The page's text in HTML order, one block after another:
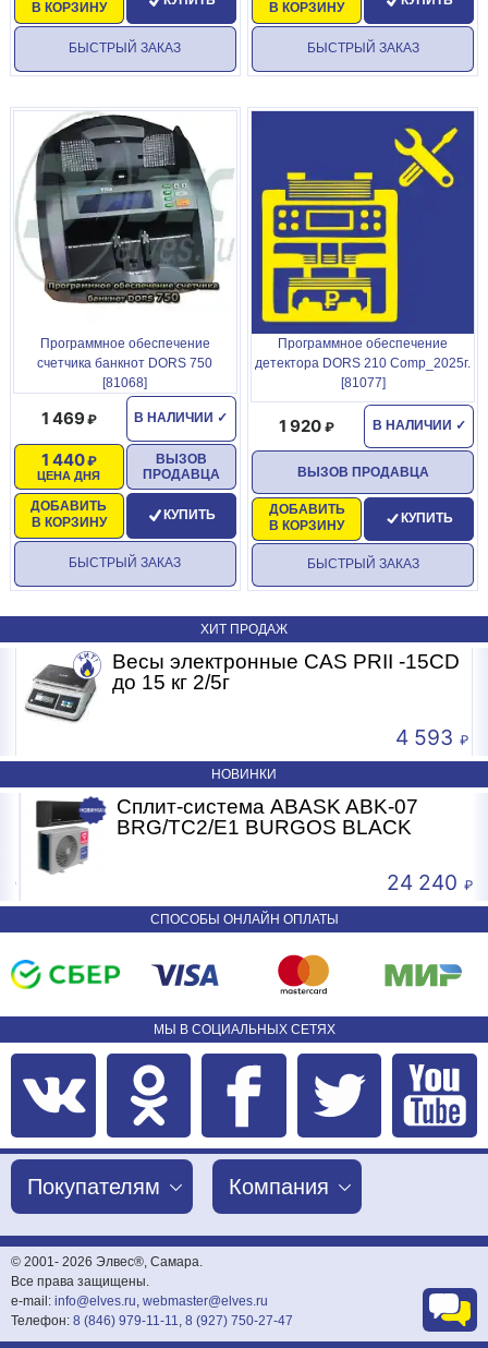
В КОРЗИНУ
БЫСТРЫЙ ЗАКАЗ
В КОРЗИНУ
БЫСТРЫЙ ЗАКАЗ
Программное обеспечение
счетчика банкнот DORS 750
[81068]
В НАЛИЧИИ ✓
1 469
ЦЕНА ДНЯ
1 440
ДОБАВИТЬ
В КОРЗИНУ
ВЫЗОВ
ПРОДАВЦА
КУПИТЬ
БЫСТРЫЙ ЗАКАЗ
Программное обеспечение
детектора DORS 210 Comp_2025г.
[81077]
В НАЛИЧИИ ✓
1 920
ДОБАВИТЬ
В КОРЗИНУ
ВЫЗОВ ПРОДАВЦА
КУПИТЬ
БЫСТРЫЙ ЗАКАЗ
ХИТ ПРОДАЖ
Весы электронные CAS PRII -15CD
до 15 кг 2/5г
4 593
НОВИНКИ
Сплит-система ABASK ABK-07
BRG/TC2/E1 BURGOS BLACK
24 240
СПОСОБЫ ОНЛАЙН ОПЛАТЫ
МЫ В СОЦИАЛЬНЫХ СЕТЯХ
Покупателям Компания
© 2001- 2026 Элвес®, Самара.
Все права защищены.
e-mail: info@elves.ru, webmaster@elves.ru
Телефон: 8 (846) 979-11-11, 8 (927) 750-27-47